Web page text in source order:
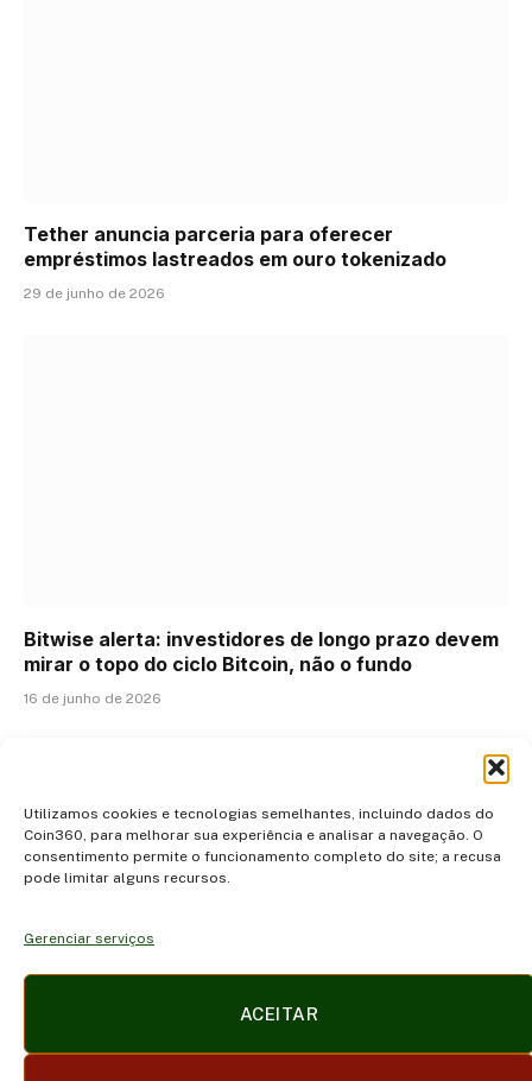
Utilizamos cookies e tecnologias semelhantes, incluindo dados do
Coin360, para melhorar sua experiência e analisar a navegação. O
consentimento permite o funcionamento completo do site; a recusa
pode limitar alguns recursos.
Gerenciar serviços
ACEITAR
Tether anuncia parceria para oferecer
empréstimos lastreados em ouro tokenizado
29 de junho de 2026
Bitwise alerta: investidores de longo prazo devem
mirar o topo do ciclo Bitcoin, não o fundo
16 de junho de 2026
(Twitter)